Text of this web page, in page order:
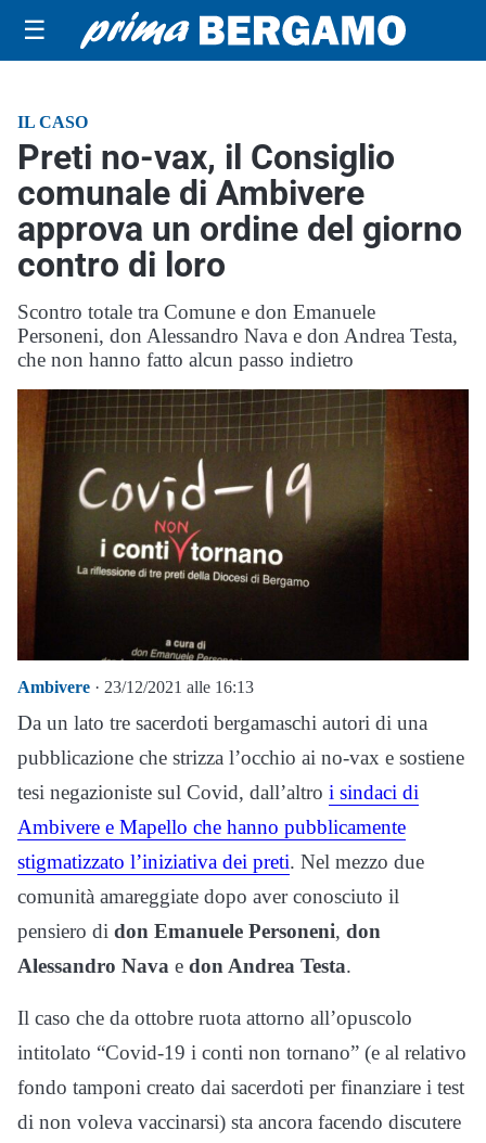
☰
IL CASO
Preti no-vax, il Consiglio
comunale di Ambivere
approva un ordine del giorno
contro di loro
Scontro totale tra Comune e don Emanuele
Personeni, don Alessandro Nava e don Andrea Testa,
che non hanno fatto alcun passo indietro
Ambivere · 23/12/2021 alle 16:13
Da un lato tre sacerdoti bergamaschi autori di una
pubblicazione che strizza l’occhio ai no-vax e sostiene
tesi negazioniste sul Covid, dall’altro i sindaci di
Ambivere e Mapello che hanno pubblicamente
stigmatizzato l’iniziativa dei preti. Nel mezzo due
comunità amareggiate dopo aver conosciuto il
pensiero di don Emanuele Personeni, don
Alessandro Nava e don Andrea Testa.
Il caso che da ottobre ruota attorno all’opuscolo
intitolato “Covid-19 i conti non tornano” (e al relativo
fondo tamponi creato dai sacerdoti per finanziare i test
di non voleva vaccinarsi) sta ancora facendo discutere